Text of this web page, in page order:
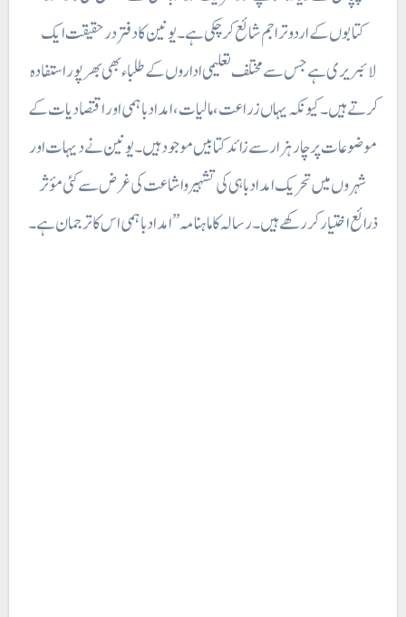
کتابوں کے اردو تراجم شائع کر چکی ہے۔ یونین کا دفتر در حقیقت ایک
لائبریری ہے جس سے مختلف تعلیمی اداروں کے طلباء بھی بھر پور استفادہ
کرتے ہیں۔ کیونکہ یہاں زراعت، مالیات ، امداد باہمی اور اقتصادیات کے
موضوعات پر چار ہزار سے زائد کتابیں موجود ہیں۔ یونین نے دیہات اور
شہروں میں تحریک امداد باہی کی تشہیر واشاعت کی غرض سے کئی مؤثر
ذرائع اختیار کر رکھے ہیں۔ رسالہ کا ماہنامہ ” امداد باہمی اس کا ترجمان ہے۔